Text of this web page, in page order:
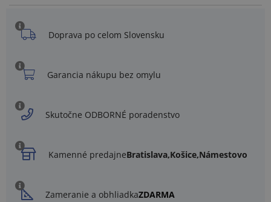
Doprava po celom Slovensku
Garancia nákupu bez omylu
Skutočne ODBORNÉ poradenstvo
Kamenné predajneBratislava,Košice,Námestovo
Zameranie a obhliadkaZDARMA